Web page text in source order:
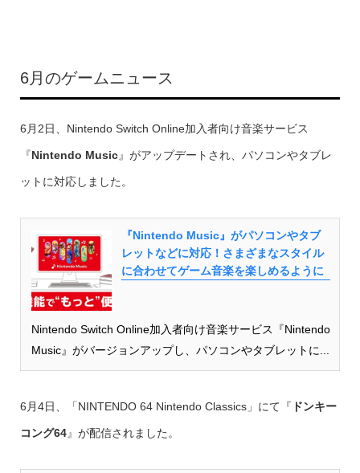
6月のゲームニュース
6月2日、Nintendo Switch Online加入者向け音楽サービス
『Nintendo Music』がアップデートされ、パソコンやタブレ
ットに対応しました。
『Nintendo Music』がパソコンやタブ
レットなどに対応！さまざまなスタイル
に合わせてゲーム音楽を楽しめるように
Nintendo Switch Online加入者向け音楽サービス『Nintendo
Music』がバージョンアップし、パソコンやタブレットに...
6月4日、「NINTENDO 64 Nintendo Classics」にて『 ドンキー
コング64』が配信されました。